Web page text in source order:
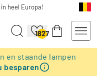
heel Europa!
1827
en staande lampen
besparen